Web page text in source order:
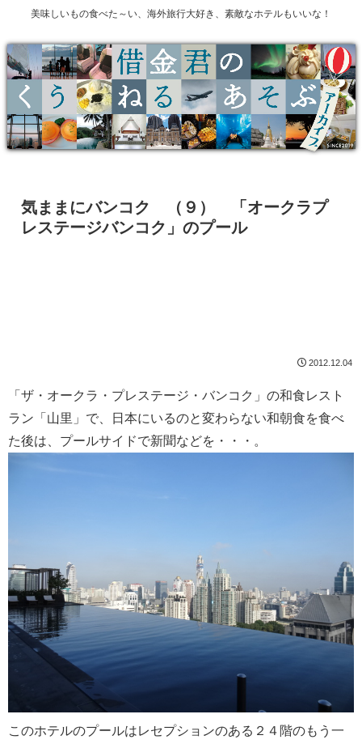
美味しいもの食べた～い、海外旅行大好き、素敵なホテルもいいな！
気ままにバンコク （９） 「オークラプ
レステージバンコク」のプール
2012.12.04
「ザ・オークラ・プレステージ・バンコク」の和食レスト
ラン「山里」で、日本にいるのと変わらない和朝食を食べ
た後は、プールサイドで新聞などを・・・。
このホテルのプールはレセプションのある２４階のもう一